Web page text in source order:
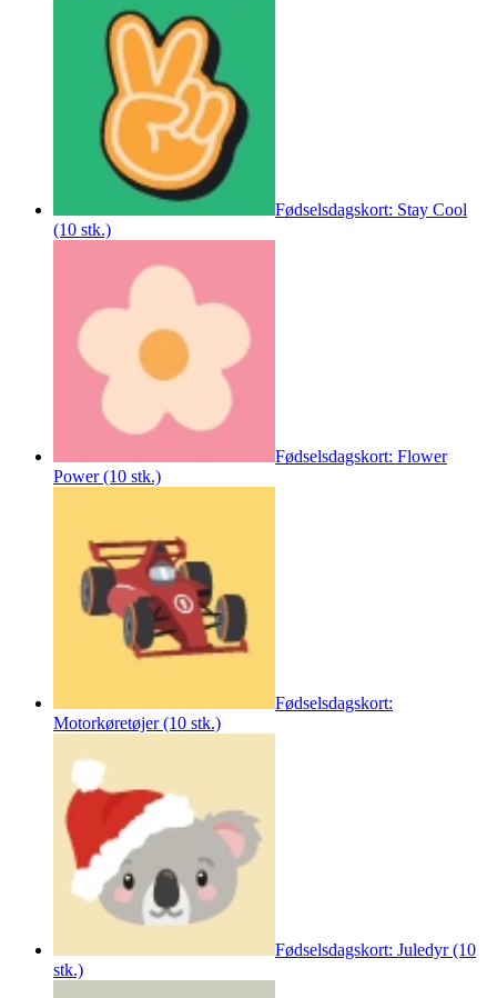
Fødselsdagskort: Stay Cool
(10 stk.)
Fødselsdagskort: Flower
Power (10 stk.)
Fødselsdagskort:
Motorkøretøjer (10 stk.)
Fødselsdagskort: Juledyr (10
stk.)